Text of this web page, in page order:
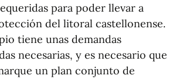
para poder llevar a
del litoral castellonense.
tiene unas demandas
necesarias, y es necesario que
un plan conjunto de